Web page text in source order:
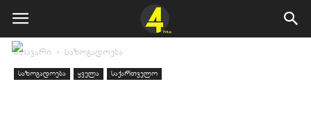
მთავარი საზოგადოება
საზოგადოება ყველა საქართველო